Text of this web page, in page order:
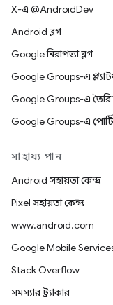
X-এ @AndroidDev
Android ব্লগ
Google নিরাপত্তা ব্লগ
Google Groups-এ
Google Groups-এ তৈরি
Google Groups-এ
সাহায্য পান
Android সহায়তা কেন্দ্র
Pixel সহায়তা কেন্দ্র
www.android.com
Google Mobile
Stack Overflow
সমস্যার ট্র্যাকার